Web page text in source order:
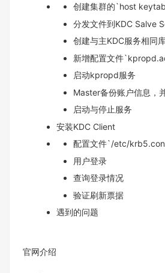
创建集群的`host
分发文件到KDC Salve
创建与主KDC服务相同
新增配置文件
启动kpropd服务
Master备份账户信息，
启动与停止服务
安装KDC Client
配置文件`/etc/
用户登录
查询登录情况
验证刷新票据
遇到的问题
官网介绍